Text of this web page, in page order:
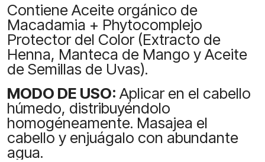
Contiene Aceite orgánico de
Macadamia + Phytocomplejo
Protector del Color (Extracto de
Henna, Manteca de Mango y Aceite
de Semillas de Uvas).
MODO DE USO: Aplicar en el cabello
húmedo, distribuyéndolo
homogéneamente. Masajea el
cabello y enjuágalo con abundante
agua.